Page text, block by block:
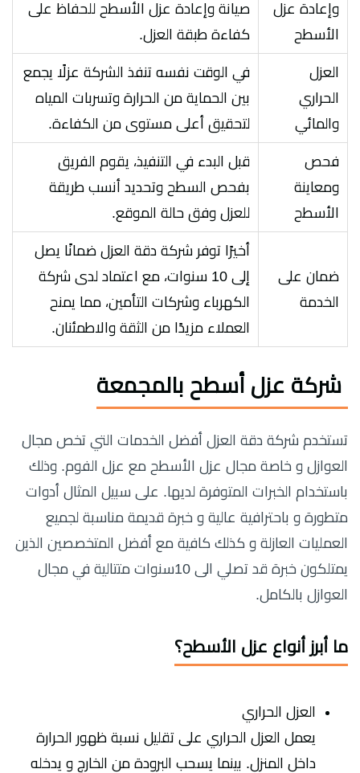
وإعادة عزل
الأسطح
صيانة وإعادة عزل الأسطح للحفاظ على
كفاءة طبقة العزل.
العزل
الحراري
والمائي
في الوقت نفسه تنفذ الشركة عزلًا يجمع
بين الحماية من الحرارة وتسربات المياه
لتحقيق أعلى مستوى من الكفاءة.
فحص
ومعاينة
الأسطح
قبل البدء في التنفيذ، يقوم الفريق
بفحص السطح وتحديد أنسب طريقة
للعزل وفق حالة الموقع.
ضمان على
الخدمة
أخيرًا توفر شركة دقة العزل ضمانًا يصل
إلى 10 سنوات، مع اعتماد لدى شركة
الكهرباء وشركات التأمين، مما يمنح
العملاء مزيدًا من الثقة والاطمئنان.
شركة عزل أسطح بالمجمعة
تستخدم شركة دقة العزل أفضل الخدمات التي تخص مجال
العوازل و خاصة مجال عزل الأسطح مع عزل الفوم. وذلك
باستخدام الخبرات المتوفرة لديها. على سبيل المثال أدوات
متطورة و باحترافية عالية و خبرة قديمة مناسبة لجميع
العمليات العازلة و كذلك كافية مع أفضل المتخصصين الذين
يمتلكون خبرة قد تصلي الى 10سنوات متتالية في مجال
العوازل بالكامل.
ما أبرز أنواع عزل الأسطح؟
العزل الحراري
يعمل العزل الحراري على تقليل نسبة ظهور الحرارة
داخل المنزل. بينما يسحب البرودة من الخارج و يدخله